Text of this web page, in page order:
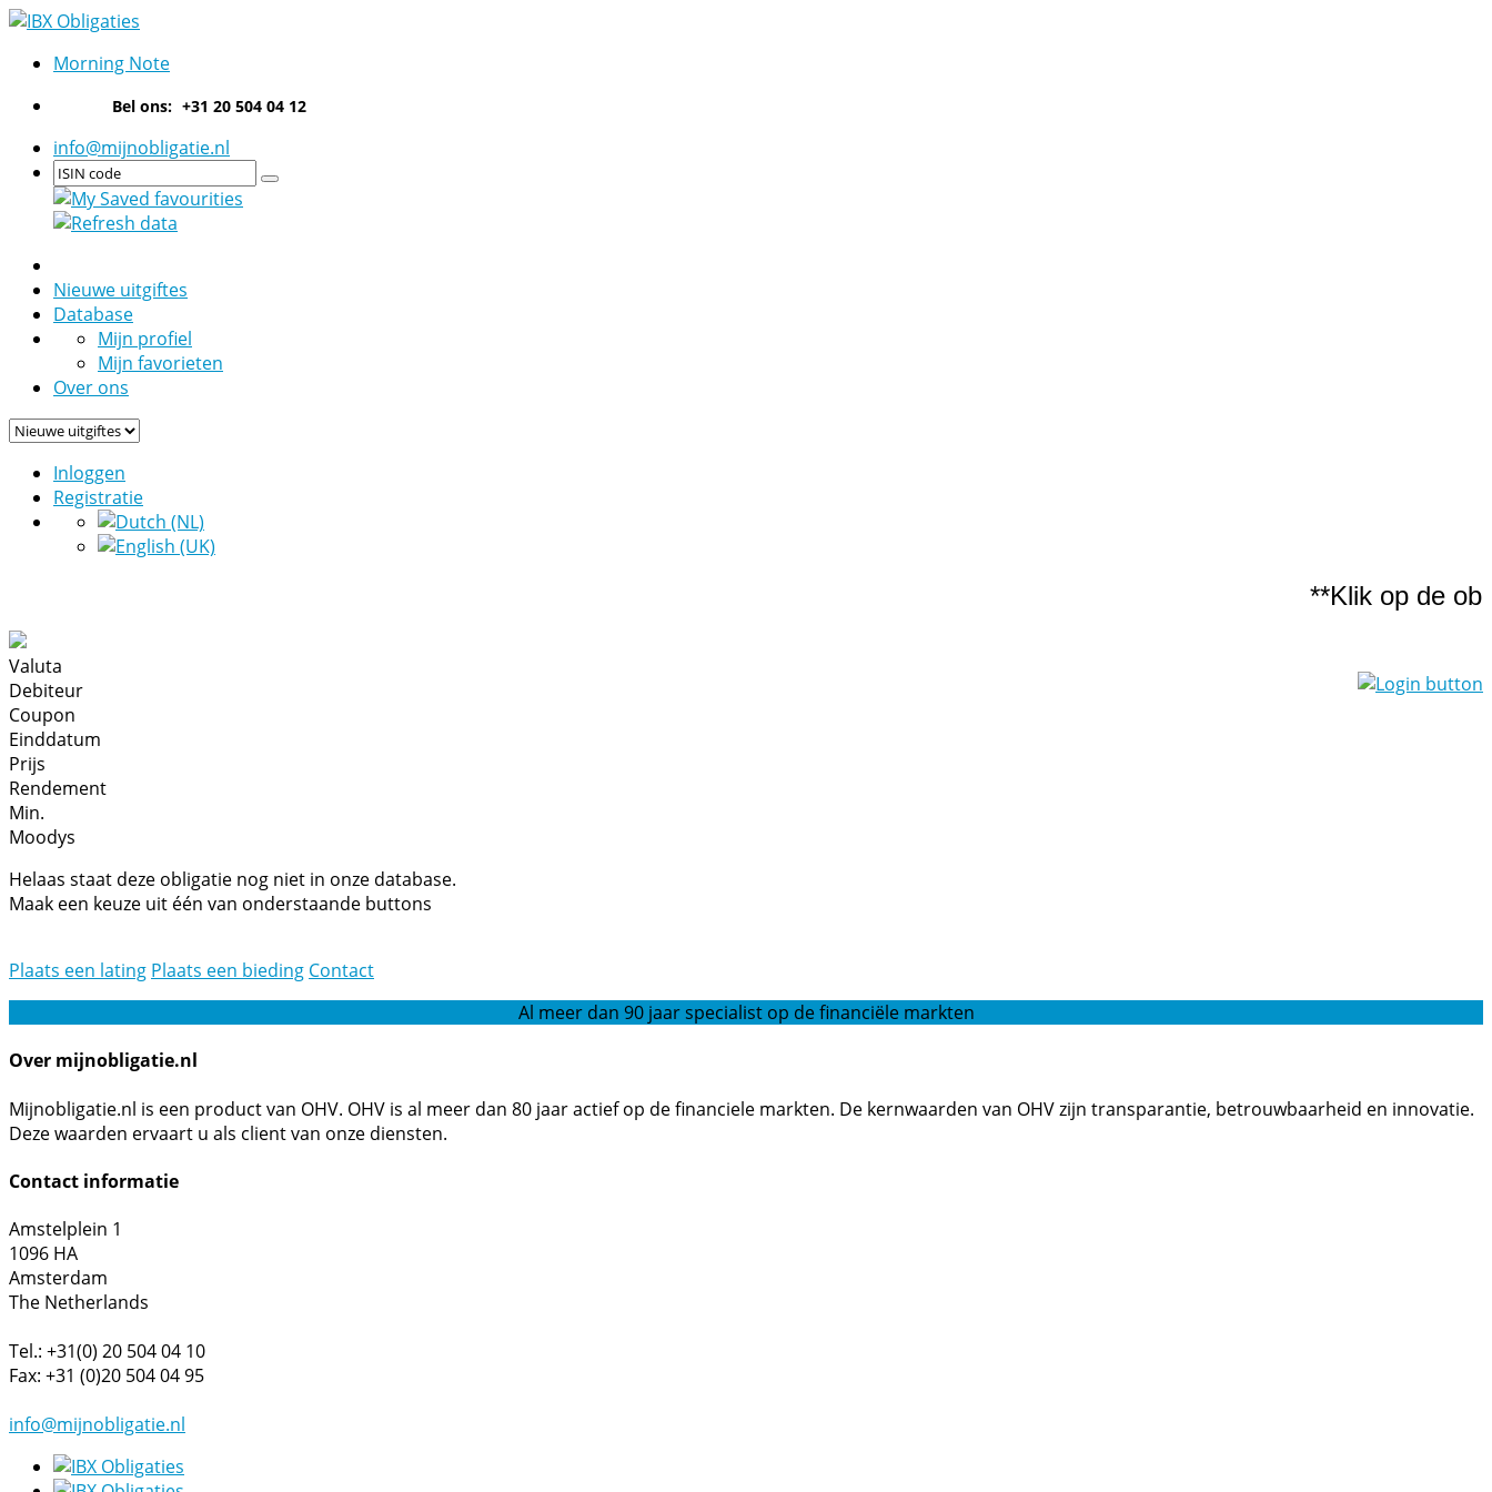
Morning Note
Bel ons: +31 20 504 04 12
info@mijnobligatie.nl
Nieuwe uitgiftes
Database
Mijn profiel
Mijn favorieten
Over ons
Inloggen
Registratie
**Klik op de
Valuta
Debiteur
Coupon
Einddatum
Prijs
Rendement
Min.
Moodys
Helaas staat deze obligatie nog niet in onze database.
Maak een keuze uit één van onderstaande buttons
Plaats een lating Plaats een bieding Contact
Al meer dan 90 jaar specialist op de financiële markten
Over mijnobligatie.nl
Mijnobligatie.nl is een product van OHV. OHV is al meer dan 80 jaar actief op de financiele markten. De kernwaarden van OHV zijn transparantie, betrouwbaarheid en innovatie.
Deze waarden ervaart u als client van onze diensten.
Contact informatie
Amstelplein 1
1096 HA
Amsterdam
The Netherlands
Tel.: +31(0) 20 504 04 10
Fax: +31 (0)20 504 04 95
info@mijnobligatie.nl